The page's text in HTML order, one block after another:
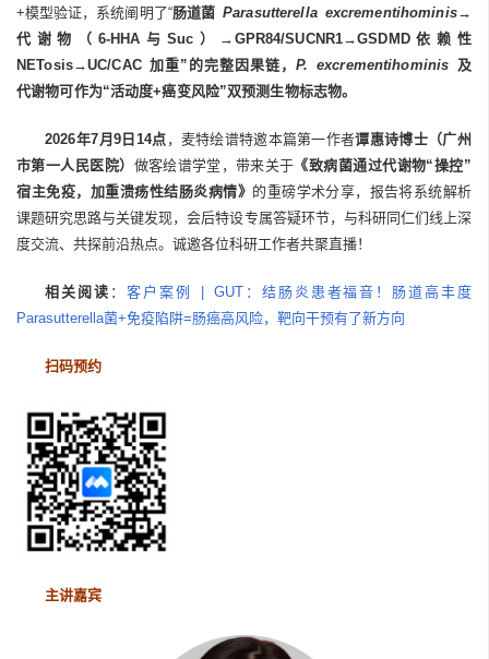
+模型验证，系统阐明了“肠道菌Parasutterella excrementihominis→
代谢物（6-HHA与Suc）→GPR84/SUCNR1→GSDMD依赖性
NETosis→UC/CAC 加重”的完整因果链，P. excrementihominis 及
代谢物可作为“活动度+癌变风险”双预测生物标志物。
2026年7月9日14点 ，麦特绘谱特邀本篇第一作者谭惠诗博士 （广州
市第一人民医院） 做客绘谱学堂，带来关于 《致病菌通过代谢物“操控”
宿主免疫，加重溃疡性结肠炎病情》 的重磅学术分享，报告将系统解析
课题研究思路与关键发现，会后特设专属答疑环节，与科研同仁们线上深
度交流、共探前沿热点。诚邀各位科研工作者共聚直播！
相关阅读 ：客户案例 | GUT：结肠炎患者福音！肠道高丰度
Parasutterella菌+免疫陷阱=肠癌高风险，靶向干预有了新方向
扫码预约
主讲嘉宾